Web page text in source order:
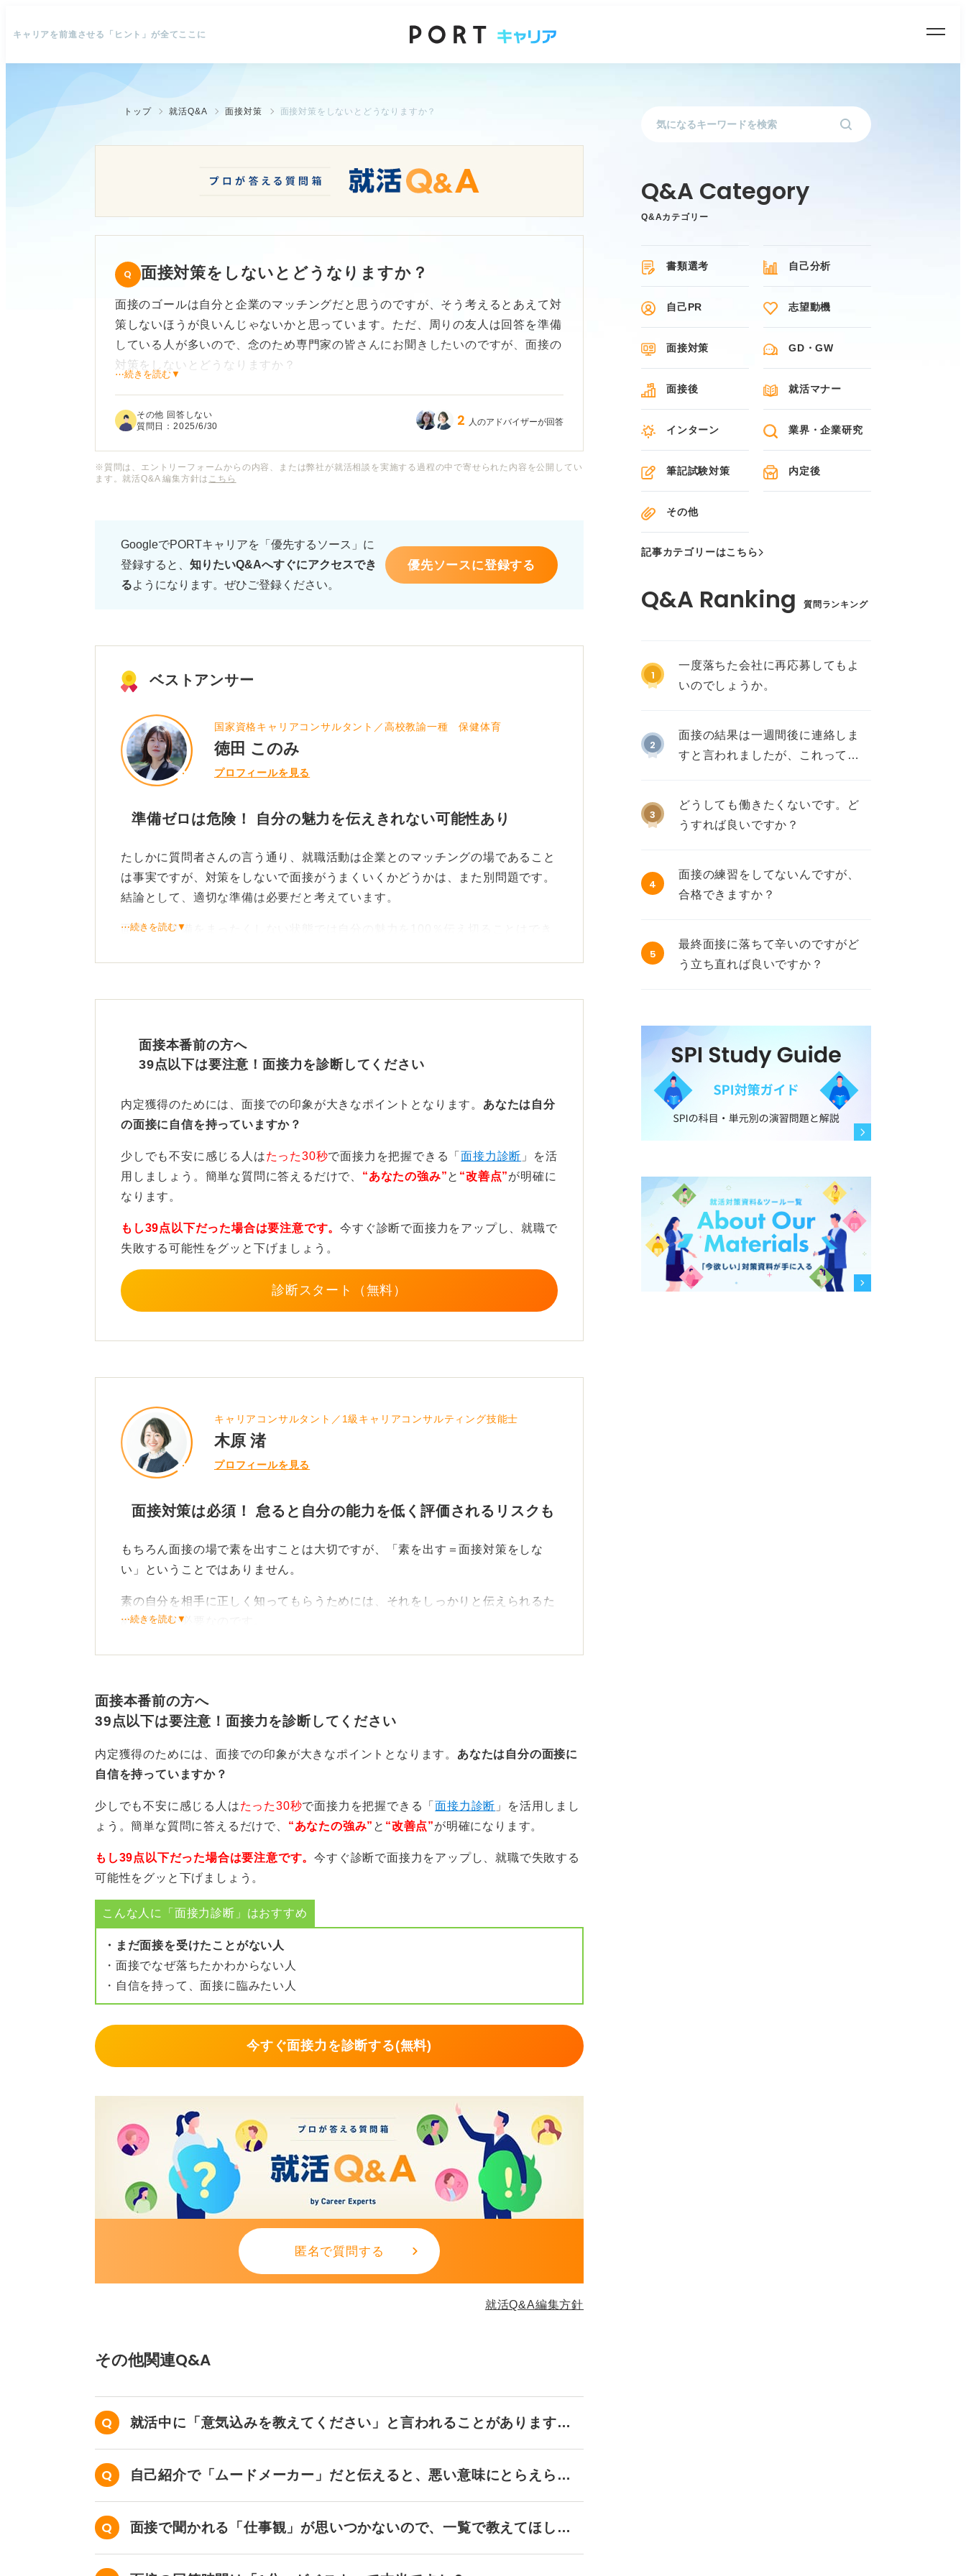
キャリアを前進させる「ヒント」が全てここに
トップ 就活Q&A 面接対策 面接対策をしないとどうなりますか？
面接対策をしないとどうなりますか？
面接のゴールは自分と企業のマッチングだと思うのですが、そう考えるとあえて対
策しないほうが良いんじゃないかと思っています。ただ、周りの友人は回答を準備
している人が多いので、念のため専門家の皆さんにお聞きしたいのですが、面接の
対策をしないとどうなりますか？
志望度の高い企業なので、相談させていただきたいです。
自分としては、あえて対策をしないほうが素を出せてうまくいくんじゃないかと思
っています。
です。
⋯続きを読む▼
その他 回答しない
質問日：2025/6/30 2 人のアドバイザーが回答
※質問は、エントリーフォームからの内容、または弊社が就活相談を実施する過程の中で寄せられた内容を公開してい
ます。就活Q&A 編集方針は こちら
GoogleでPORTキャリアを「優先するソース」に
登録すると、 知りたいQ&Aへすぐにアクセスでき
るようになります。ぜひご登録ください。
優先ソースに登録する
ベストアンサー
国家資格キャリアコンサルタント／高校教諭一種 保健体育
徳田 このみ
プロフィールを見る
準備ゼロは危険！ 自分の魅力を伝えきれない可能性あり
たしかに質問者さんの言う通り、就職活動は企業とのマッチングの場であること
は事実ですが、対策をしないで面接がうまくいくかどうかは、また別問題です。
結論として、適切な準備は必要だと考えています。
面接への準備をまったくしない状態では自分の魅力を100％伝え切ることはでき
ね。
し、自分の考えを的確に言語化できるという保証はありません。緊張する状況下
であなたの実力を100%発揮するためにも、やはり面接対策は必要不可欠なので
対策は「方向性」が大切！ 丸暗記ではなくキーワードでの回答準備
をしよう
ただし、準備はどのようにおこなうかが非常に重要です。たとえば、想定される
本質的な対策方法とはいえません。
アップしておき、それらを元に、その場で自分の言葉で組み立てて話せるように
しておく、というものです。
1
⋯続きを読む▼
面接本番前の方へ
39点以下は要注意！面接力を診断してください
内定獲得のためには、面接での印象が大きなポイントとなります。 あなたは自分
の面接に自信を持っていますか？
少しでも不安に感じる人はたった30秒で面接力を把握できる「面接力診断 」を活
用しましょう。簡単な質問に答えるだけで、 “あなたの強み”と “改善点”が明確に
なります。
もし39点以下だった場合は要注意です。今すぐ診断で面接力をアップし、就職で
失敗する可能性をグッと下げましょう。
診断スタート（無料）
キャリアコンサルタント／1級キャリアコンサルティング技能士
木原 渚
プロフィールを見る
面接対策は必須！ 怠ると自分の能力を低く評価されるリスクも
もちろん面接の場で素を出すことは大切ですが、「素を出す＝面接対策をしな
い」ということではありません。
素の自分を相手に正しく知ってもらうためには、それをしっかりと伝えられるた
めの準備が必要なのです。
自分の言葉で自然に話せるようになるまで対策して面接に臨もう
言いたいことがうまくまとまらなかったり、緊張して思ってもいない言葉が出て
しまったりして、結果的に評価を下げるリスクがあります。
特に志望度が高い企業であればあるほど、「この人は本気度が低いな」「言語化
能力が低いな」と思われてしまうと、せっかくのチャンスを棒に振ることになり
自分の魅力を相手に伝わるかたちで整えるための準備、つまり対策はしっかりお
ただし、就活でおこなうべき面接対策とは、ガチガチに文章を作ってそれを暗記
葉で自然体で話す練習をすることが大切です。
0
⋯続きを読む▼
面接本番前の方へ
39点以下は要注意！面接力を診断してください
内定獲得のためには、面接での印象が大きなポイントとなります。 あなたは自分の面接に
自信を持っていますか？
少しでも不安に感じる人はたった30秒で面接力を把握できる「面接力診断 」を活用しまし
ょう。簡単な質問に答えるだけで、 “あなたの強み” と “改善点”が明確になります。
もし39点以下だった場合は要注意です。今すぐ診断で面接力をアップし、就職で失敗する
可能性をグッと下げましょう。
こんな人に「面接力診断」はおすすめ
・まだ面接を受けたことがない人
・面接でなぜ落ちたかわからない人
・自信を持って、面接に臨みたい人
今すぐ面接力を診断する(無料)
匿名で質問する
就活Q&A編集方針
その他関連Q&A
就活中に「意気込みを教えてください」と言われることがあります
が、どういう意味ですか？
自己紹介で「ムードメーカー」だと伝えると、悪い意味にとらえられ
ますか？
面接で聞かれる「仕事観」が思いつかないので、一覧で教えてほしい
です。
Q&Aカテゴリー
書類選考 自己分析
自己PR 志望動機
面接対策 GD・GW
面接後 就活マナー
インターン 業界・企業研究
筆記試験対策 内定後
その他
記事カテゴリーはこちら
質問ランキング
1
一度落ちた会社に再応募してもよ
いのでしょうか。
2
面接の結果は一週間後に連絡しま
すと言われましたが、これって不
3
どうしても働きたくないです。ど
うすれば良いですか？
4
面接の練習をしてないんですが、
合格できますか？
5
最終面接に落ちて辛いのですがど
う立ち直れば良いですか？